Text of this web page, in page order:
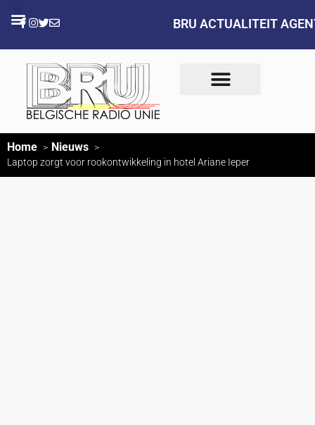
BRU ACTUALITEIT
Home Nieuws
Laptop zorgt voor rookontwikkeling in hotel Ariane Ieper